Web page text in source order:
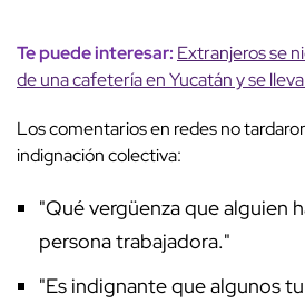
Te puede interesar: Extranjeros se
de una cafetería en Yucatán y se
Los comentarios en redes no
indignación colectiva:
"Qué vergüenza que alguien
persona trabajadora."
"Es indignante que algunos